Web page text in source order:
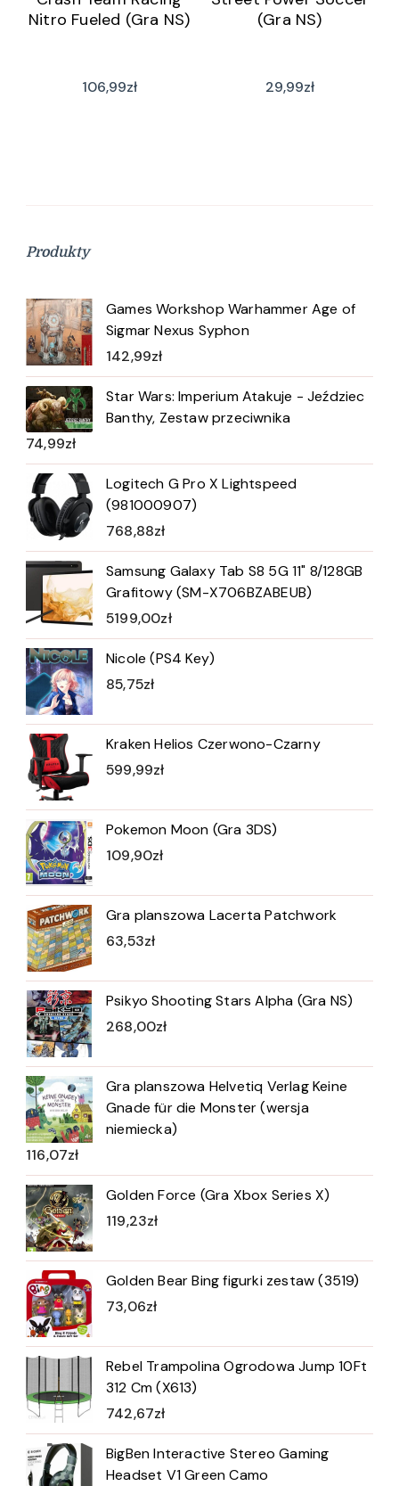
Nitro Fueled (Gra NS)
106,99zł
(Gra NS)
29,99zł
Produkty
Games Workshop Warhammer Age of
Sigmar Nexus Syphon
142,99zł
Star Wars: Imperium Atakuje - Jeździec
Banthy, Zestaw przeciwnika
74,99zł
Logitech G Pro X Lightspeed
(981000907)
768,88zł
Samsung Galaxy Tab S8 5G 11" 8/128GB
Grafitowy (SM-X706BZABEUB)
5199,00zł
Nicole (PS4 Key)
85,75zł
Kraken Helios Czerwono-Czarny
599,99zł
Pokemon Moon (Gra 3DS)
109,90zł
Gra planszowa Lacerta Patchwork
63,53zł
Psikyo Shooting Stars Alpha (Gra NS)
268,00zł
Gra planszowa Helvetiq Verlag Keine
Gnade für die Monster (wersja
niemiecka)
116,07zł
Golden Force (Gra Xbox Series X)
119,23zł
Golden Bear Bing figurki zestaw (3519)
73,06zł
Rebel Trampolina Ogrodowa Jump 10Ft
312 Cm (X613)
742,67zł
BigBen Interactive Stereo Gaming
Headset V1 Green Camo